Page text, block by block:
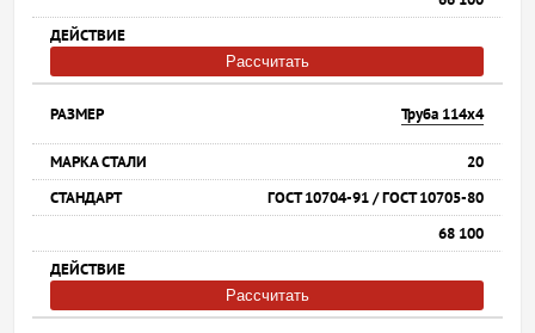
Рассчитать
Труба 114х4
20
ГОСТ 10704-91 / ГОСТ 10705-80
68 100
Рассчитать